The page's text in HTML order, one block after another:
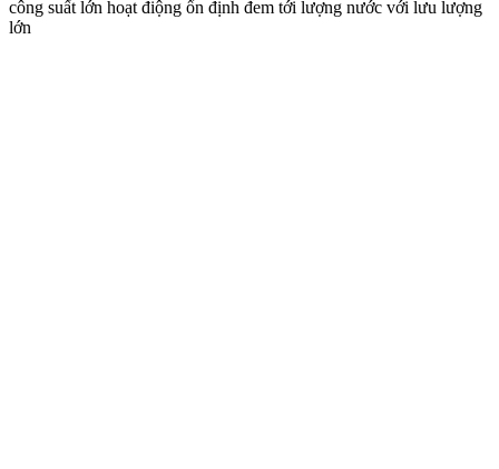
công suất lớn hoạt điộng ổn định đem tới lượng nước với lưu lượng
lớn